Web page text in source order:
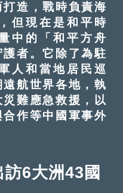
造，戰時負責海
但現在是和平時
中的「和平方舟
者。它除了為駐
人和當地居民巡
航世界各地，執
難應急救援，以
作等中國軍事外
6大洲43國